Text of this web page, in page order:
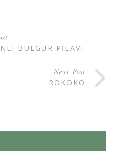
BULGUR PILAVI
Next Post
ROKOKO